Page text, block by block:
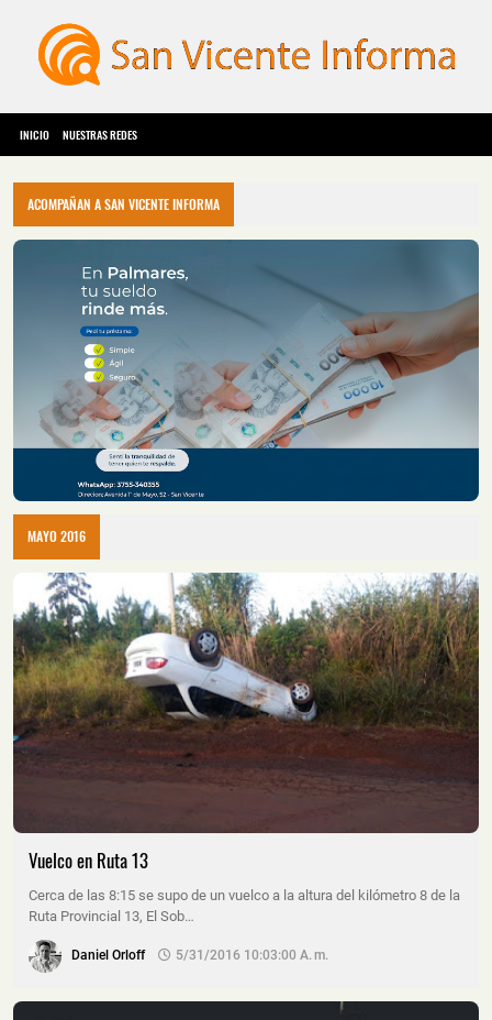
INICIO NUESTRAS REDES
ACOMPAÑAN A SAN VICENTE INFORMA
MAYO 2016
Vuelco en Ruta 13
Cerca de las 8:15 se supo de un vuelco a la altura del kilómetro 8 de la
Ruta Provincial 13, El Sob…
Daniel Orloff 5/31/2016 10:03:00 A. M.